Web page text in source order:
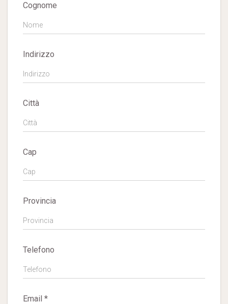
Cognome
Indirizzo
Città
Cap
Provincia
Telefono
Email *